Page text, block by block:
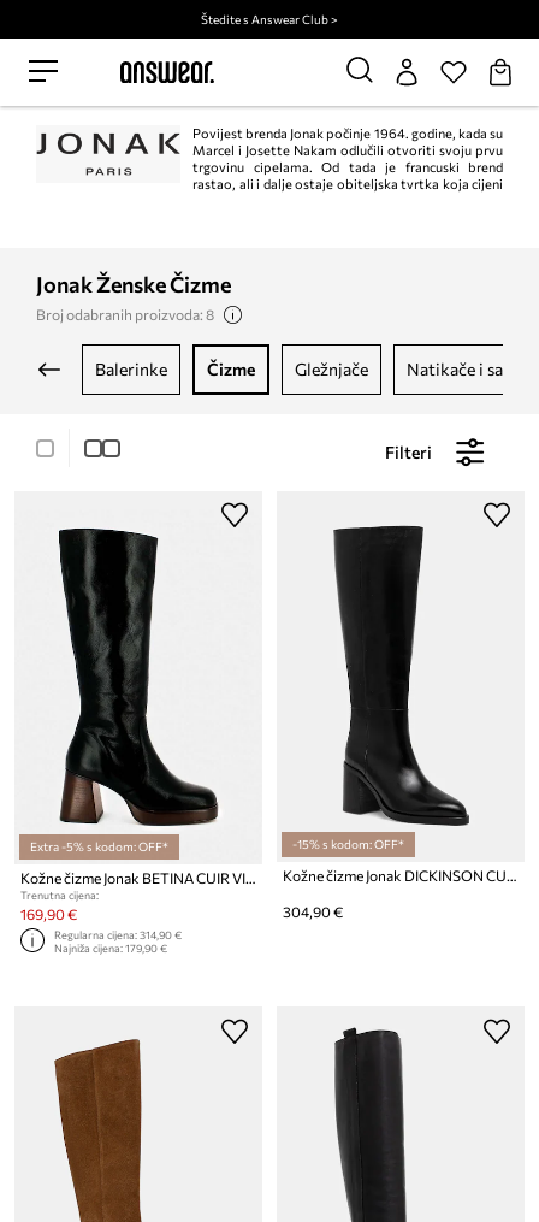
Štedite s Answear Club >
Povijest brenda Jonak počinje 1964. godine, kada su
Marcel i Josette Nakam odlučili otvoriti svoju prvu
trgovinu cipelama. Od tada je francuski brend
rastao, ali i dalje ostaje obiteljska tvrtka koja cijeni
Jonak Ženske Čizme
Broj odabranih proizvoda: 8
balerinke čizme gležnjače natikače i
Filteri
Extra -5% s kodom: OFF*
Trenutna cijena:
169,90 €
Regularna cijena:314,90 €
Najniža cijena:179,90 €
-15% s kodom: OFF*
Kožne čizme Jonak DICKINSON CUIR
304,90 €